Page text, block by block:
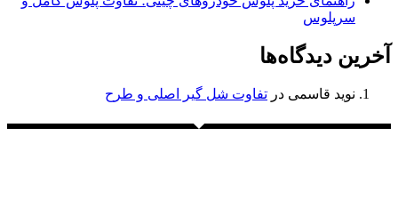
سرپلوس
آخرین دیدگاه‌ها
نوید قاسمی در تفاوت شل گیر اصلی و طرح